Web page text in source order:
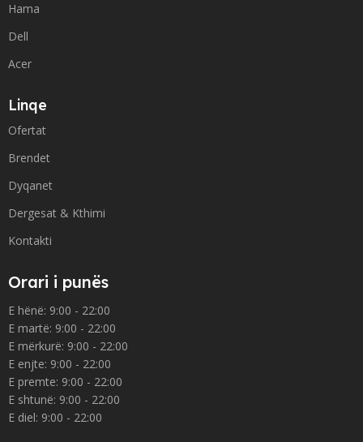
Hama
Dell
Acer
Linqe
Ofertat
Brendet
Dyqanet
Dergesat & Kthimi
Kontakti
Orari i punës
E hënë: 9:00 - 22:00
E martë: 9:00 - 22:00
E mërkurë: 9:00 - 22:00
E enjte: 9:00 - 22:00
E premte: 9:00 - 22:00
E shtunë: 9:00 - 22:00
E diel: 9:00 - 22:00